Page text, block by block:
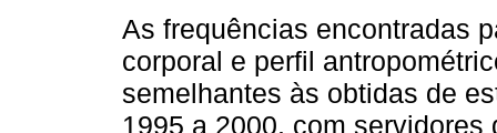
As frequências encontradas
corporal e perfil
semelhantes às obtidas de
1995 a 2000, com